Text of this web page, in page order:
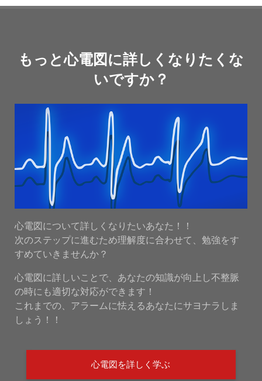
もっと心電図に詳しくなりたくな
いですか？
心電図について詳しくなりたいあなた！！
次のステップに進むため理解度に合わせて、勉強をす
すめていきませんか？
心電図に詳しいことで、あなたの知識が向上し不整脈
の時にも適切な対応ができます！
これまでの、アラームに怯えるあなたにサヨナラしま
しょう！！
心電図を詳しく学ぶ